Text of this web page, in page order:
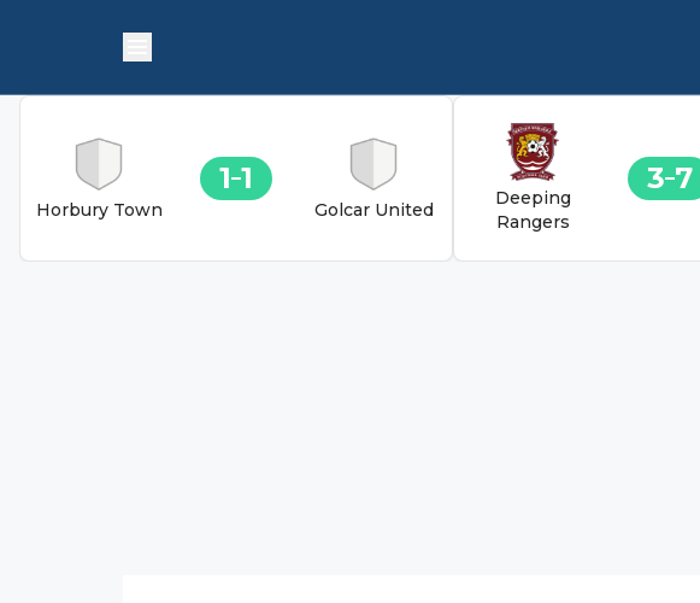
Horbury Town
1 1
Golcar United
Deeping
Rangers
3 7